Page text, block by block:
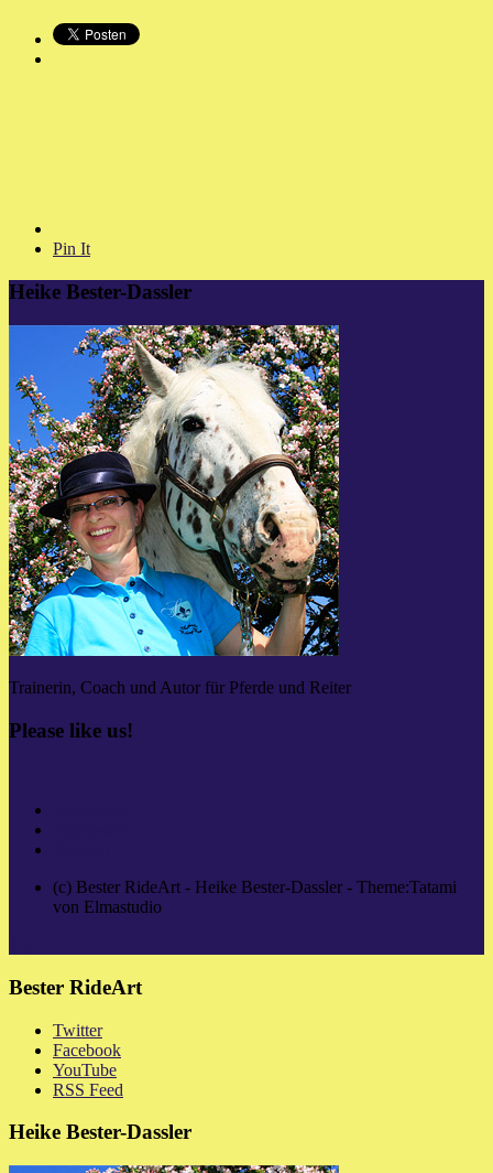
Pin It
Heike Bester-Dassler
Trainerin, Coach und Autor für Pferde und Reiter
Please like us!
(c) Bester RideArt - Heike Bester-Dassler - Theme:Tatami
von Elmastudio
Bester RideArt
Twitter
Facebook
YouTube
RSS Feed
Heike Bester-Dassler